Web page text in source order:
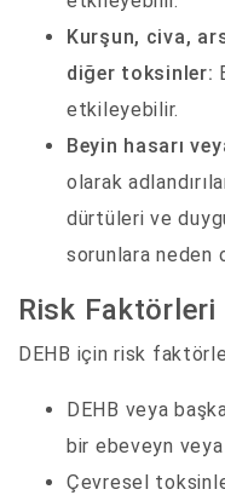
Kurşun, civa,
diğer toksinler:
etkileyebilir.
Beyin hasarı
olarak
dürtüleri ve
sorunlara neden
Risk Faktörleri
DEHB için risk
DEHB veya
bir ebeveyn
Çevresel